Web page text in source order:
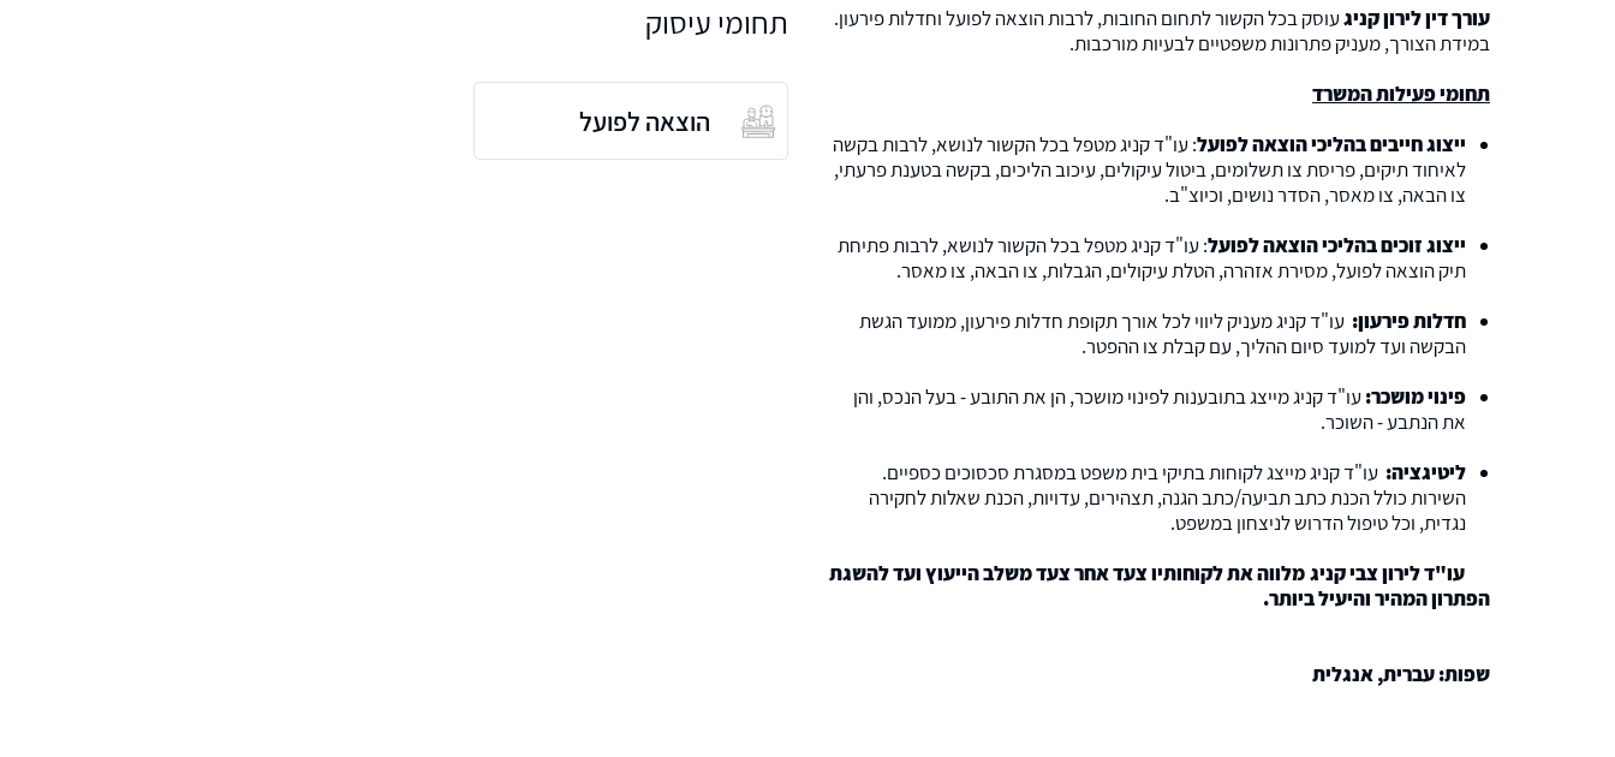
עורך דין לירון קניגעוסק בכל הקשור לתחום החובות, לרבות הוצאה לפועל וחדלות פירעון.
במידת הצורך, מעניק פתרונות משפטיים לבעיות מורכבות.
תחומי פעילות המשרד
ייצוג חייבים בהליכי הוצאה לפועל: עו"ד קניג מטפל בכל הקשור לנושא, לרבות בקשה
לאיחוד תיקים, פריסת צו תשלומים, ביטול עיקולים, עיכוב הליכים, בקשה בטענת פרעתי,
צו הבאה, צו מאסר, הסדר נושים, וכיוצ"ב.
ייצוג זוכים בהליכי הוצאה לפועל: עו"ד קניג מטפל בכל הקשור לנושא, לרבות פתיחת
תיק הוצאה לפועל, מסירת אזהרה, הטלת עיקולים, הגבלות, צו הבאה, צו מאסר.
חדלות פירעון: עו"ד קניג מעניק ליווי לכל אורך תקופת חדלות פירעון, ממועד הגשת
הבקשה ועד למועד סיום ההליך, עם קבלת צו ההפטר.
פינוי מושכר:עו"ד קניג מייצג בתובענות לפינוי מושכר, הן את התובע - בעל הנכס, והן
את הנתבע - השוכר.
ליטיגציה: עו"ד קניג מייצג לקוחות בתיקי בית משפט במסגרת סכסוכים כספיים.
השירות כולל הכנת כתב תביעה/כתב הגנה, תצהירים, עדויות, הכנת שאלות לחקירה
נגדית, וכל טיפול הדרוש לניצחון במשפט.
עו"ד לירון צבי קניג מלווה את לקוחותיו צעד אחר צעד משלב הייעוץ ועד להשגת
הפתרון המהיר והיעיל ביותר.
שפות: עברית, אנגלית
תחומי עיסוק
הוצאה לפועל